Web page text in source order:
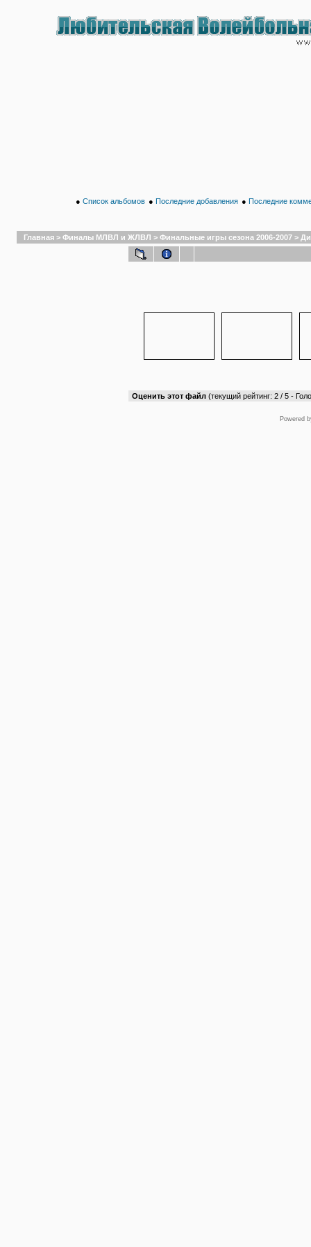
● Список альбомов ● Последние добавления ● Последние
Главная > Финалы МЛВЛ и ЖЛВЛ > Финальные игры сезона 2006-2007 >
Оценить этот файл (текущий рейтинг: 2 / 5 -
Powered